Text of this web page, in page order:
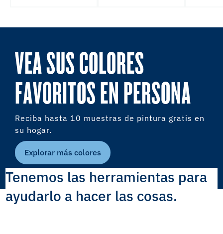
VEA SUS COLORES
FAVORITOS EN PERSONA
Reciba hasta 10 muestras de pintura gratis en
su hogar.
Explorar más colores
Tenemos las herramientas para
ayudarlo a hacer las cosas.